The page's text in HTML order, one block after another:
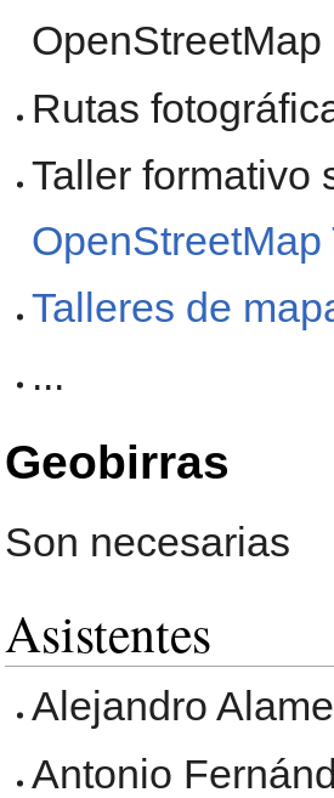
OpenStreetMap
Rutas
Taller formativo
OpenStreetMap
Talleres de
...
Geobirras
Son necesarias
Asistentes
Alejandro
Antonio